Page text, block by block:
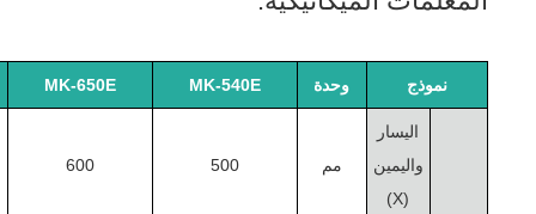
نموذج وحدة MK-540E
MK-650E
اليسار
واليمين
(X)
مم 500
600